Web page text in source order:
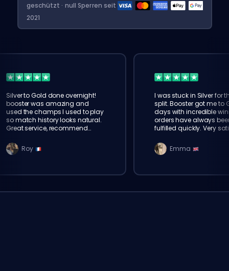
geschützt · null Sperren seit
2021
Silver to Gold done overnight!
booster was amazing and
used the champs I used to play
so match history looks natural.
Great service, recommend
Roy
I was stuck in Silver for
split. Booster got me to
days with incredible
orders have always
fulfilled quickly. Very
Emma